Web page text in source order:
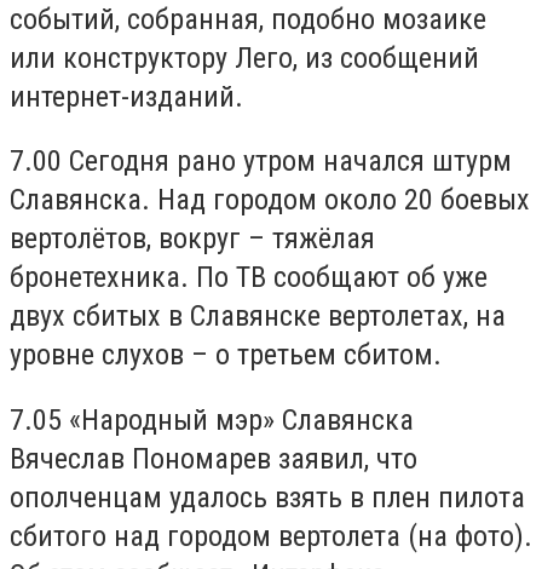
событий, собранная, подобно мозаике
или конструктору Лего, из сообщений
интернет-изданий.
7.00 Сегодня рано утром начался штурм
Славянска. Над городом около 20 боевых
вертолётов, вокруг – тяжёлая
бронетехника. По ТВ сообщают об уже
двух сбитых в Славянске вертолетах, на
уровне слухов – о третьем сбитом.
7.05 «Народный мэр» Славянска
Вячеслав Пономарев заявил, что
ополченцам удалось взять в плен пилота
сбитого над городом вертолета (на фото).